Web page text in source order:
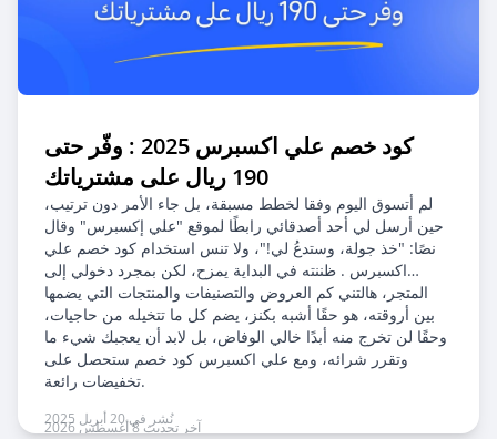
كود خصم علي اكسبرس 2025 : وفّر حتى
190 ريال على مشترياتك
لم أتسوق اليوم وفقا لخطط مسبقة، بل جاء الأمر دون ترتيب،
حين أرسل لي أحد أصدقائي رابطًا لموقع "علي إكسبرس" وقال
نصًا: "خذ جولة، وستدعُ لي!"، ولا تنس استخدام كود خصم علي
اكسبرس . ظننته في البداية يمزح، لكن بمجرد دخولي إلى
المتجر، هالتني كم العروض والتصنيفات والمنتجات التي يضمها
بين أروقته، هو حقًا أشبه بكنز، يضم كل ما تتخيله من حاجيات،
وحقًا لن تخرج منه أبدًا خالي الوفاض، بل لابد أن يعجبك شيء ما
وتقرر شرائه، ومع علي اكسبرس كود خصم ستحصل على
تخفيضات رائعة.
نُشر في 20 أبريل 2025
آخر تحديث 8 أغسطس 2026